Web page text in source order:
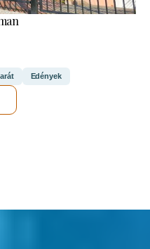
Edények